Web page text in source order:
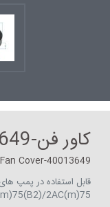
کاور فن-40013649
Fan Cover-40013649
قابل استفاده در پمپ
2AC(m)75